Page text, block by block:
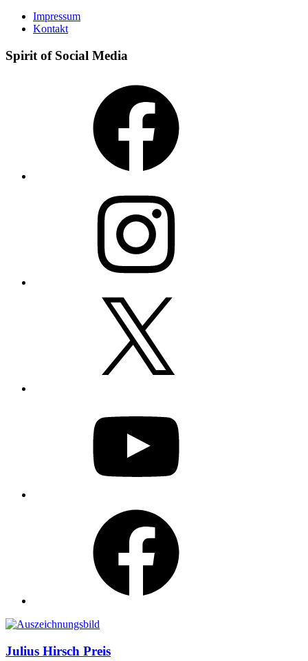
Impressum
Kontakt
Spirit of Social Media
Auszeichnungen
Julius Hirsch Preis